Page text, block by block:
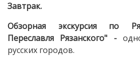
Завтрак.
Обзорная экскурсия по
Переславля Рязанского" -
русских городов.